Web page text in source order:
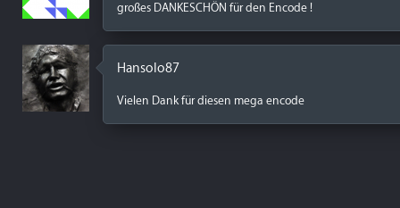
großes DANKESCHÖN für den Encode !
Hansolo87
Vielen Dank für diesen mega encode